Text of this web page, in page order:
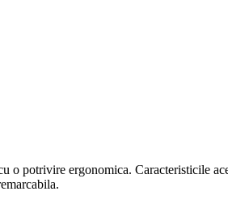
o potrivire ergonomica. Caracteristicile